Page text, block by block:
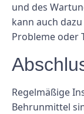
und des
kann auch
Probleme oder
Regelmäßige
Behrunmittel